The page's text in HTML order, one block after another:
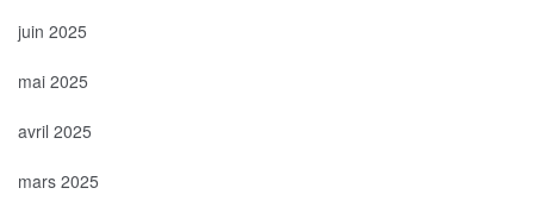
juin 2025
mai 2025
avril 2025
mars 2025